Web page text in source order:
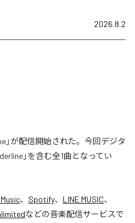
2026.8.2
」が配信開始された。今回デジタ
」を含む全1曲となってい
、 Spotify、 LINE MUSIC、
などの音楽配信サービスで